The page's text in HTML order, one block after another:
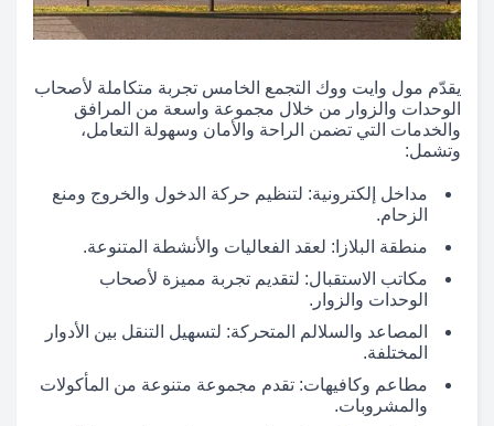
يقدّم مول وايت ووك التجمع الخامس تجربة متكاملة لأصحاب
الوحدات والزوار من خلال مجموعة واسعة من المرافق
والخدمات التي تضمن الراحة والأمان وسهولة التعامل،
وتشمل:
مداخل إلكترونية: لتنظيم حركة الدخول والخروج ومنع
الزحام.
منطقة البلازا: لعقد الفعاليات والأنشطة المتنوعة.
مكاتب الاستقبال: لتقديم تجربة مميزة لأصحاب
الوحدات والزوار.
المصاعد والسلالم المتحركة: لتسهيل التنقل بين الأدوار
المختلفة.
مطاعم وكافيهات: تقدم مجموعة متنوعة من المأكولات
والمشروبات.